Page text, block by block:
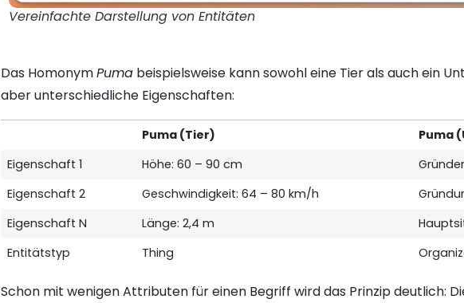
Vereinfachte Darstellung von Entitäten
Das HomonymPumabeispielsweise kann sowohl eine Tier als auch ein
aber unterschiedliche Eigenschaften:
Puma (Tier)
Puma
Eigenschaft 1
Höhe: 60 – 90 cm
Eigenschaft 2
Geschwindigkeit: 64 – 80 km/h
Eigenschaft N
Länge: 2,4 m
Entitätstyp
Thing
Schon mit wenigen Attributen für einen Begriff wird das Prinzip deutlich: